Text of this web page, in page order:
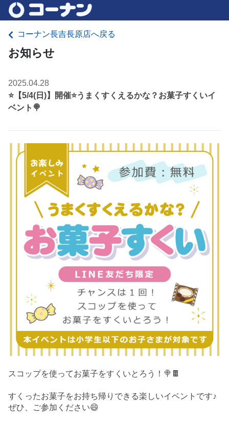
コーナン長吉長原店へ戻る
お知らせ
2025.04.28
⭐️【5/4(日)】開催⭐️うまくすくえるかな？お菓子すくいイ
ベント🍭
スコップを使ってお菓子をすくいとろう！🍭🍫
すくったお菓子をお持ち帰りできる楽しいイベントです♪
ぜひ、ご参加ください😄